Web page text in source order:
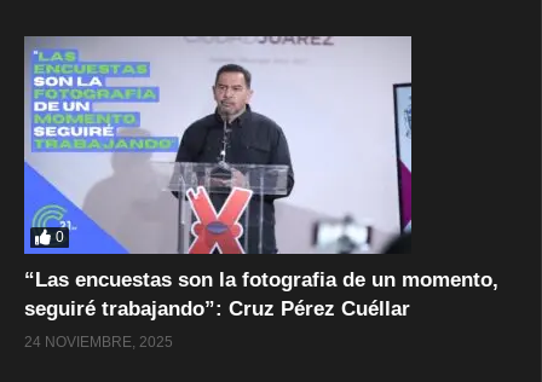
0
“Las encuestas son la fotografia de un momento,
seguiré trabajando”: Cruz Pérez Cuéllar
24 NOVIEMBRE, 2025